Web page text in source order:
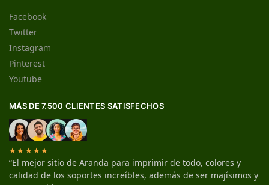
Facebook
Twitter
Instagram
Pinterest
Youtube
MÁS DE 7.500 CLIENTES SATISFECHOS
★★★★★
“El mejor sitio de Aranda para imprimir de todo, colores y
calidad de los soportes increíbles, además de ser majísimos y